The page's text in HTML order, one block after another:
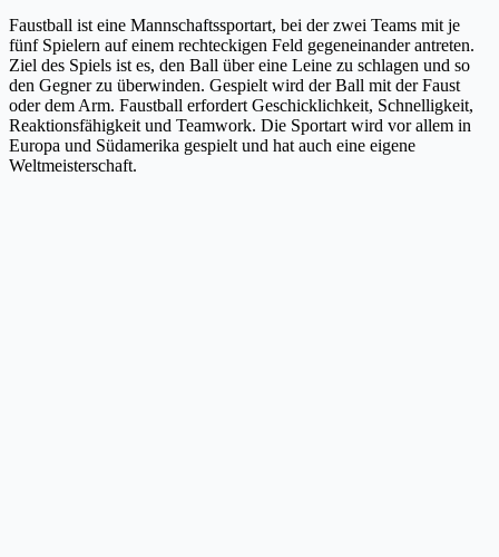
Faustball ist eine Mannschaftssportart, bei der zwei Teams mit je
fünf Spielern auf einem rechteckigen Feld gegeneinander antreten.
Ziel des Spiels ist es, den Ball über eine Leine zu schlagen und so
den Gegner zu überwinden. Gespielt wird der Ball mit der Faust
oder dem Arm. Faustball erfordert Geschicklichkeit, Schnelligkeit,
Reaktionsfähigkeit und Teamwork. Die Sportart wird vor allem in
Europa und Südamerika gespielt und hat auch eine eigene
Weltmeisterschaft.